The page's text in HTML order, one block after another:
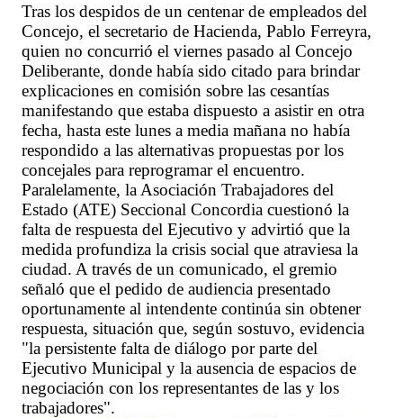
Tras los despidos de un centenar de empleados del
Concejo, el secretario de Hacienda, Pablo Ferreyra,
quien no concurrió el viernes pasado al Concejo
Deliberante, donde había sido citado para brindar
explicaciones en comisión sobre las cesantías
manifestando que estaba dispuesto a asistir en otra
fecha, hasta este lunes a media mañana no había
respondido a las alternativas propuestas por los
concejales para reprogramar el encuentro.
Paralelamente, la Asociación Trabajadores del
Estado (ATE) Seccional Concordia cuestionó la
falta de respuesta del Ejecutivo y advirtió que la
medida profundiza la crisis social que atraviesa la
ciudad. A través de un comunicado, el gremio
señaló que el pedido de audiencia presentado
oportunamente al intendente continúa sin obtener
respuesta, situación que, según sostuvo, evidencia
"la persistente falta de diálogo por parte del
Ejecutivo Municipal y la ausencia de espacios de
negociación con los representantes de las y los
trabajadores".